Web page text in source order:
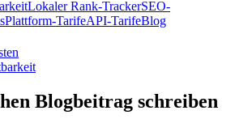
Lokaler Rank-TrackerSEO-
Plattform-TarifeAPI-TarifeBlog
Blogbeitrag schreiben